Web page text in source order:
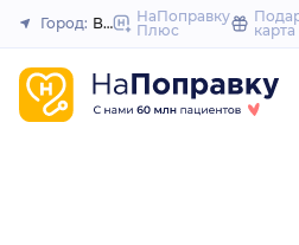
Закрыть
Город: ВоронежНаПоправку
Плюс
карта